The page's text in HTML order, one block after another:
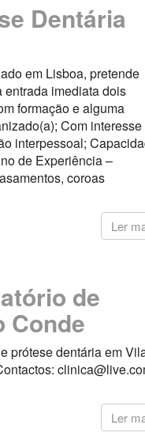
Dentária
em Lisboa, pretende
entrada imediata dois
formação e alguma
Com interesse
interpessoal;
de Experiência –
coroas
Ler
de
Conde
prótese dentária em
Ler